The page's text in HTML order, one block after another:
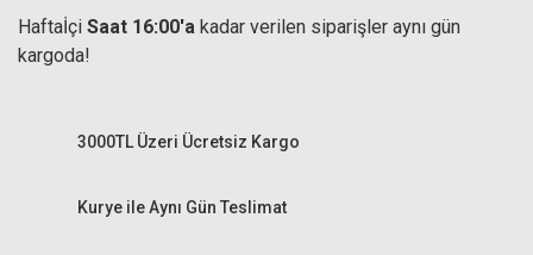
Haftaİçi Saat 16:00'a kadar verilen siparişler aynı gün
kargoda!
Kurye ile Aynı Gün Teslimat
3000TL Üzeri Ücretsiz Kargo